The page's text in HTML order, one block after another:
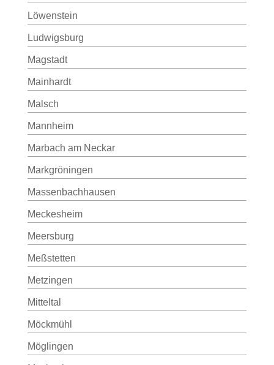
Löwenstein
Ludwigsburg
Magstadt
Mainhardt
Malsch
Mannheim
Marbach am Neckar
Markgröningen
Massenbachhausen
Meckesheim
Meersburg
Meßstetten
Metzingen
Mitteltal
Möckmühl
Möglingen